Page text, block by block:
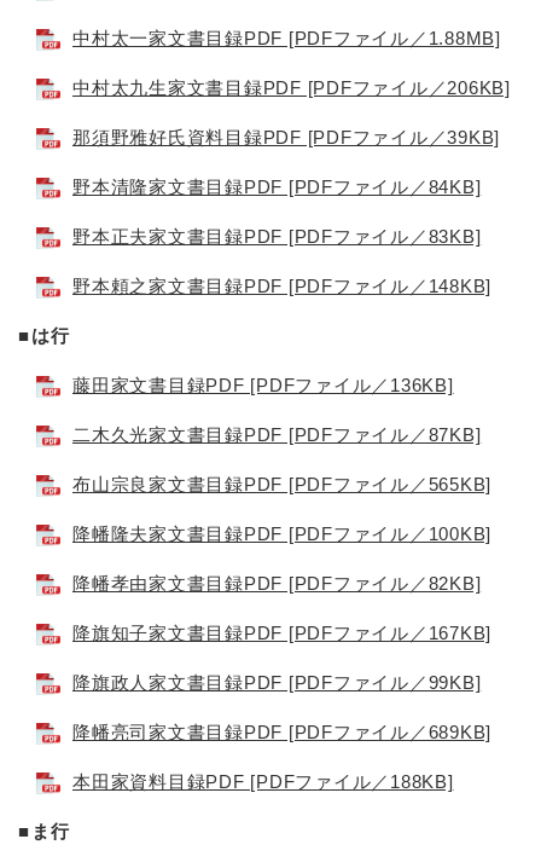
中村太一家文書目録PDF [PDFファイル／1.88MB]
中村太九生家文書目録PDF [PDFファイル／206KB]
那須野雅好氏資料目録PDF [PDFファイル／39KB]
野本清隆家文書目録PDF [PDFファイル／84KB]
野本正夫家文書目録PDF [PDFファイル／83KB]
野本頼之家文書目録PDF [PDFファイル／148KB]
■は行
藤田家文書目録PDF [PDFファイル／136KB]
二木久光家文書目録PDF [PDFファイル／87KB]
布山宗良家文書目録PDF [PDFファイル／565KB]
降幡隆夫家文書目録PDF [PDFファイル／100KB]
降幡孝由家文書目録PDF [PDFファイル／82KB]
降旗知子家文書目録PDF [PDFファイル／167KB]
降旗政人家文書目録PDF [PDFファイル／99KB]
降幡亮司家文書目録PDF [PDFファイル／689KB]
本田家資料目録PDF [PDFファイル／188KB]
■ま行